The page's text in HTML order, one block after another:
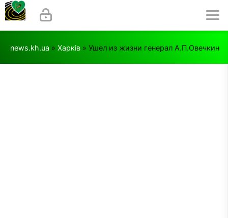
news.kh.ua » Харків » Ушел из жизни генерал А.П.Овечкин